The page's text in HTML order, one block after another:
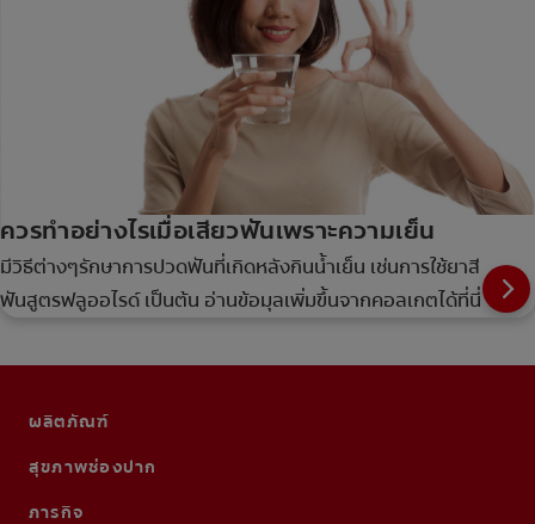
ควรทำอย่างไรเมื่อเสียวฟันเพราะความเย็น
มีวิธีต่างๆรักษาการปวดฟันที่เกิดหลังกินน้ำเย็น เช่นการใช้ยาสี
ฟันสูตรฟลูออไรด์ เป็นต้น อ่านข้อมุลเพิ่มขึ้นจากคอลเกตได้ที่นี่
ผลิตภัณฑ์
สุขภาพช่องปาก
ภารกิจ